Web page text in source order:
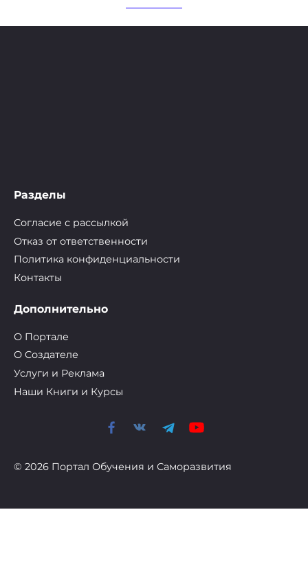
Разделы
Согласие с рассылкой
Отказ от ответственности
Политика конфиденциальности
Контакты
Дополнительно
О Портале
О Cоздателе
Услуги и Реклама
Наши Книги и Курсы
© 2026 Портал Обучения и Саморазвития